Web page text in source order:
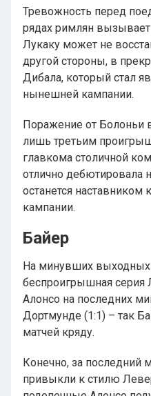
Тревожность перед
рядах римлян
Лукаку может не
другой стороны, в
Дибала, который стал
нынешней кампании.
Поражение от Болоньи
лишь третьим
главкома столичной
отлично дебютировала
останется
кампании.
Байер
На минувших выходных
беспроигрышная серия
Алонсо на последних
Дортмунде (1:1) – так
матчей кряду.
Конечно, за последний
привыкли к стилю